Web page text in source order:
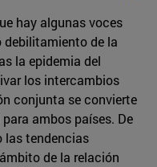
hay algunas voces
debilitamiento de la
la epidemia del
los intercambios
conjunta se convierte
ambos países. De
las tendencias
de la relación